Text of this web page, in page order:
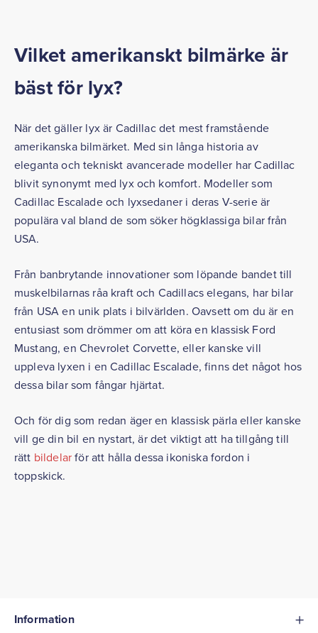
Vilket amerikanskt bilmärke är
bäst för lyx?
När det gäller lyx är Cadillac det mest framstående
amerikanska bilmärket. Med sin långa historia av
eleganta och tekniskt avancerade modeller har Cadillac
blivit synonymt med lyx och komfort. Modeller som
Cadillac Escalade och lyxsedaner i deras V-serie är
populära val bland de som söker högklassiga bilar från
USA.
Från banbrytande innovationer som löpande bandet till
muskelbilarnas råa kraft och Cadillacs elegans, har bilar
från USA en unik plats i bilvärlden. Oavsett om du är en
entusiast som drömmer om att köra en klassisk Ford
Mustang, en Chevrolet Corvette, eller kanske vill
uppleva lyxen i en Cadillac Escalade, finns det något hos
dessa bilar som fångar hjärtat.
Och för dig som redan äger en klassisk pärla eller kanske
vill ge din bil en nystart, är det viktigt att ha tillgång till
rätt bildelarför att hålla dessa ikoniska fordon i
toppskick.
Information